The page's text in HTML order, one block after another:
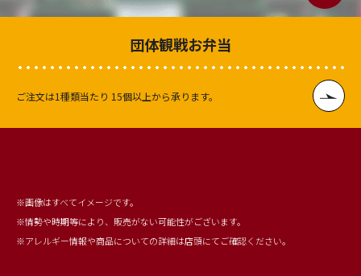
※画像はすべてイメージです。
※情勢や時期等により、販売がない可能性がございます。
※アレルギー情報や商品についての詳細は店頭にてご確認ください。
団体観戦お弁当
ご注文は1種類当たり 15個以上から承ります。